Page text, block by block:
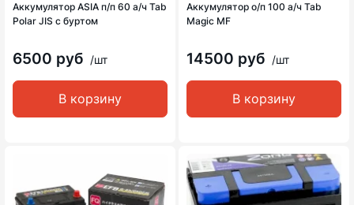
Аккумулятор ASIA п/п 60 а/ч Tab
Polar JIS с буртом
6500 руб /шт
В корзину
Аккумулятор о/п 100 а/ч Tab
Magic MF
14500 руб /шт
В корзину